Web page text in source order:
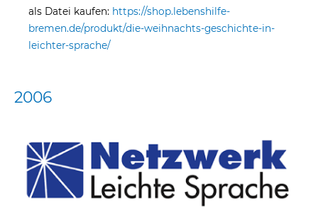
als Datei kaufen: https://shop.lebenshilfe-
bremen.de/produkt/die-weihnachts-geschichte-in-
leichter-sprache/
2006